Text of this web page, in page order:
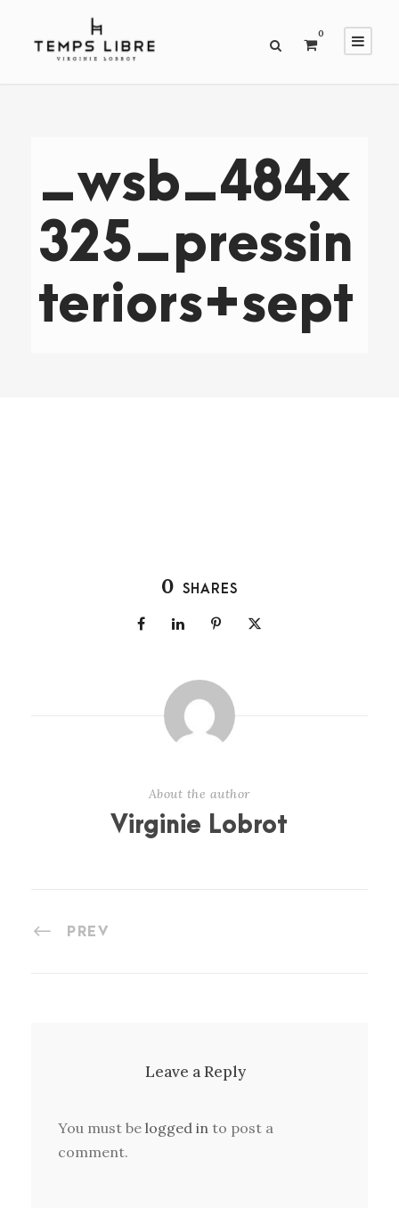
0
_wsb_484x
325_pressin
teriors+sept
0 SHARES
About the author
Virginie Lobrot
PREV
Leave a Reply
You must be logged in to post a
comment.